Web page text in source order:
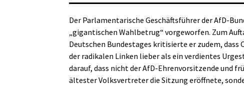
Der Parlamentarische Geschäftsführer der AfD-
„gigantischen Wahlbetrug“ vorgeworfen. Zum
Deutschen Bundestages kritisierte er zudem, dass
der radikalen Linken lieber als ein verdientes
darauf, dass nicht der AfD-Ehrenvorsitzende und
ältester Volksvertreter die Sitzung eröffnete,